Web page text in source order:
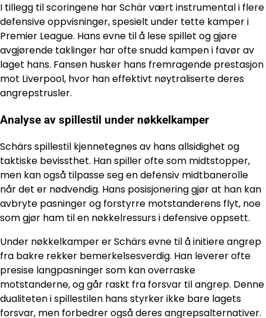
I tillegg til scoringene har Schär vært instrumental i flere
defensive oppvisninger, spesielt under tette kamper i
Premier League. Hans evne til å lese spillet og gjøre
avgjørende taklinger har ofte snudd kampen i favør av
laget hans. Fansen husker hans fremragende prestasjon
mot Liverpool, hvor han effektivt nøytraliserte deres
angrepstrusler.
Analyse av spillestil under nøkkelkamper
Schärs spillestil kjennetegnes av hans allsidighet og
taktiske bevissthet. Han spiller ofte som midtstopper,
men kan også tilpasse seg en defensiv midtbanerolle
når det er nødvendig. Hans posisjonering gjør at han kan
avbryte pasninger og forstyrre motstanderens flyt, noe
som gjør ham til en nøkkelressurs i defensive oppsett.
Under nøkkelkamper er Schärs evne til å initiere angrep
fra bakre rekker bemerkelsesverdig. Han leverer ofte
presise langpasninger som kan overraske
motstanderne, og går raskt fra forsvar til angrep. Denne
dualiteten i spillestilen hans styrker ikke bare lagets
forsvar, men forbedrer også deres angrepsalternativer.